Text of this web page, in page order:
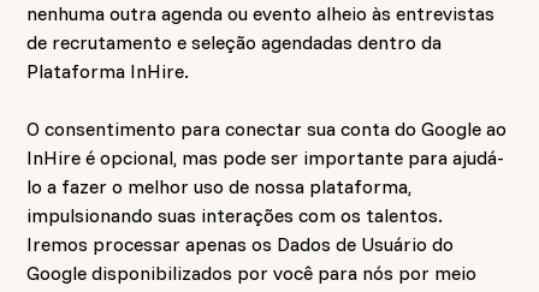
nenhuma outra agenda ou evento alheio às entrevistas
de recrutamento e seleção agendadas dentro da
Plataforma InHire.
O consentimento para conectar sua conta do Google ao
InHire é opcional, mas pode ser importante para ajudá-
lo a fazer o melhor uso de nossa plataforma,
impulsionando suas interações com os talentos.
Iremos processar apenas os Dados de Usuário do
Google disponibilizados por você para nós por meio